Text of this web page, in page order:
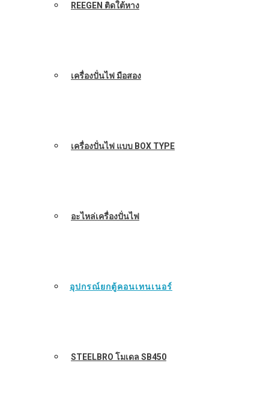
REEGEN ติดใต้หาง
เครื่องปั่นไฟ มือสอง
เครื่องปั่นไฟ แบบ BOX TYPE
อะไหล่เครื่องปั่นไฟ
อุปกรณ์ยกตู้คอนเทนเนอร์
STEELBRO โมเดล SB450